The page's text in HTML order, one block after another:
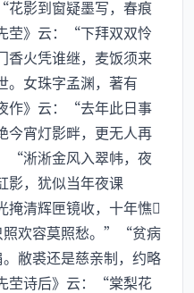
影到窗疑墨写，春痕
茔》云：“下拜双双怜
香火凭谁继，麦饭须来
女珠字孟渊，著有
作》云：“去年此日事
今宵灯影畔，更无人再
“淅淅金风入翠帏，夜
影，犹似当年夜课
清辉匣镜收，十年憔
照欢容莫照愁。”“贫病
敝裘还是慈亲制，约略
茔诗后》云：“棠梨花